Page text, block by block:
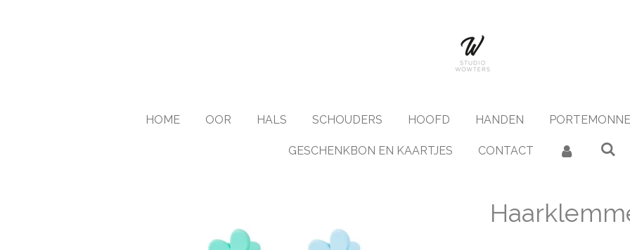
HOME OOR HALS SCHOUDERS HOOFD HANDEN
GESCHENKBON EN KAARTJES CONTACT